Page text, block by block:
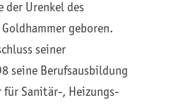
der Urenkel des
geboren.
seiner
seine Berufsausbildung
für Sanitär-, Heizungs-